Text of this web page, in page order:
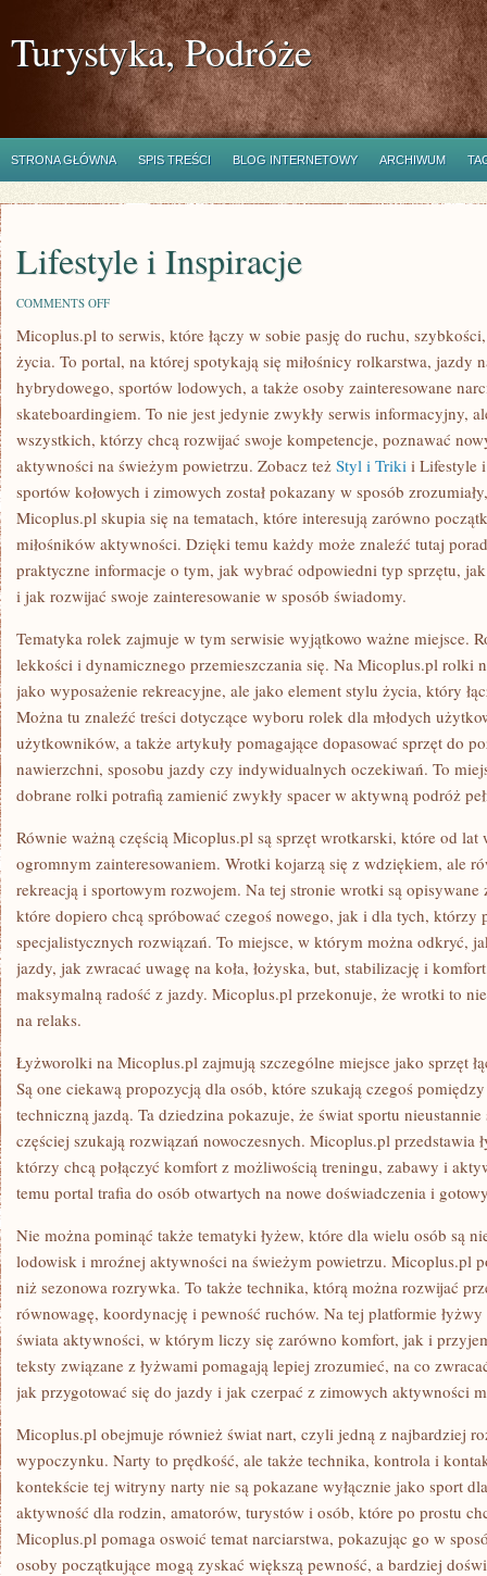
Turystyka, Podróże
STRONA GŁÓWNA SPIS TREŚCI BLOG INTERNETOWY ARCHIWUM
Lifestyle i Inspiracje
COMMENTS OFFON
I
Micoplus.pl to serwis, które łączy w sobie pasję do ruchu,
życia. To portal, na której spotykają się miłośnicy rolkarstwa, jazdy
hybrydowego, sportów lodowych, a także osoby zainteresowane
skateboardingiem. To nie jest jedynie zwykły serwis informacyjny,
wszystkich, którzy chcą rozwijać swoje kompetencje, poznawać
aktywności na świeżym powietrzu. Zobacz też Styl i Triki i Lifestyle
sportów kołowych i zimowych został pokazany w sposób
Micoplus.pl skupia się na tematach, które interesują zarówno
miłośników aktywności. Dzięki temu każdy może znaleźć tutaj
praktyczne informacje o tym, jak wybrać odpowiedni typ sprzętu,
i jak rozwijać swoje zainteresowanie w sposób świadomy.
Tematyka rolek zajmuje w tym serwisie wyjątkowo ważne miejsce.
lekkości i dynamicznego przemieszczania się. Na Micoplus.pl rolki
jako wyposażenie rekreacyjne, ale jako element stylu życia, który
Można tu znaleźć treści dotyczące wyboru rolek dla młodych
użytkowników, a także artykuły pomagające dopasować sprzęt do
nawierzchni, sposobu jazdy czy indywidualnych oczekiwań. To
dobrane rolki potrafią zamienić zwykły spacer w aktywną podróż
Równie ważną częścią Micoplus.pl są sprzęt wrotkarski, które od lat
ogromnym zainteresowaniem. Wrotki kojarzą się z wdziękiem, ale
rekreacją i sportowym rozwojem. Na tej stronie wrotki są
które dopiero chcą spróbować czegoś nowego, jak i dla tych, którzy
specjalistycznych rozwiązań. To miejsce, w którym można odkryć,
jazdy, jak zwracać uwagę na koła, łożyska, but, stabilizację i
maksymalną radość z jazdy. Micoplus.pl przekonuje, że wrotki to
na relaks.
Łyżworolki na Micoplus.pl zajmują szczególne miejsce jako sprzęt
Są one ciekawą propozycją dla osób, które szukają czegoś
techniczną jazdą. Ta dziedzina pokazuje, że świat sportu
częściej szukają rozwiązań nowoczesnych. Micoplus.pl
którzy chcą połączyć komfort z możliwością treningu, zabawy i
temu portal trafia do osób otwartych na nowe doświadczenia i
Nie można pominąć także tematyki łyżew, które dla wielu osób są
lodowisk i mroźnej aktywności na świeżym powietrzu. Micoplus.pl
niż sezonowa rozrywka. To także technika, którą można rozwijać
równowagę, koordynację i pewność ruchów. Na tej platformie łyżwy
świata aktywności, w którym liczy się zarówno komfort, jak i
teksty związane z łyżwami pomagają lepiej zrozumieć, na co
jak przygotować się do jazdy i jak czerpać z zimowych aktywności
Micoplus.pl obejmuje również świat nart, czyli jedną z najbardziej
wypoczynku. Narty to prędkość, ale także technika, kontrola i
kontekście tej witryny narty nie są pokazane wyłącznie jako sport
aktywność dla rodzin, amatorów, turystów i osób, które po prostu
Micoplus.pl pomaga oswoić temat narciarstwa, pokazując go w
osoby początkujące mogą zyskać większą pewność, a bardziej